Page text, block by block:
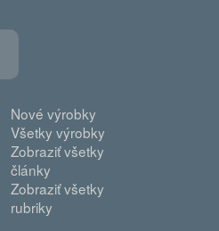
Nové výrobky
Všetky výrobky
Zobraziť všetky
články
Zobraziť všetky
rubriky